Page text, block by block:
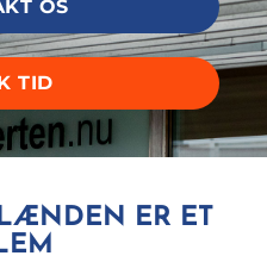
OS
TID
ER ET